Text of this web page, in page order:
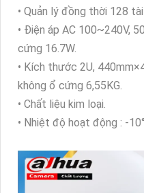
• Quản lý đồng thời 128
• Điện áp AC 100~240V,
cứng 16.7W.
• Kích thước 2U,
không ổ cứng 6,55KG.
• Chất liệu kim loại.
• Nhiệt độ hoạt động : -